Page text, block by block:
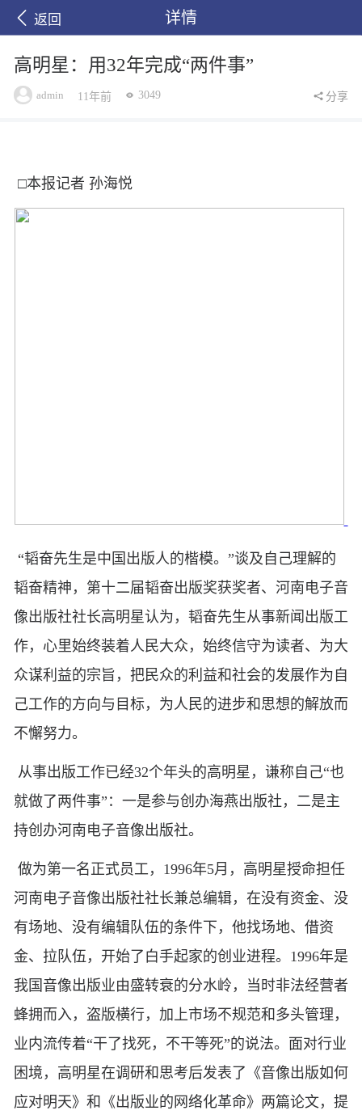
返回 详情
高明星：用32年完成“两件事”
admin 11年前 3049 分享
□本报记者 孙海悦
“韬奋先生是中国出版人的楷模。”谈及自己理解的
韬奋精神，第十二届韬奋出版奖获奖者、河南电子音
像出版社社长高明星认为，韬奋先生从事新闻出版工
作，心里始终装着人民大众，始终信守为读者、为大
众谋利益的宗旨，把民众的利益和社会的发展作为自
己工作的方向与目标，为人民的进步和思想的解放而
不懈努力。
从事出版工作已经32个年头的高明星，谦称自己“也
就做了两件事”：一是参与创办海燕出版社，二是主
持创办河南电子音像出版社。
做为第一名正式员工，1996年5月，高明星授命担任
河南电子音像出版社社长兼总编辑，在没有资金、没
有场地、没有编辑队伍的条件下，他找场地、借资
金、拉队伍，开始了白手起家的创业进程。1996年是
我国音像出版业由盛转衰的分水岭，当时非法经营者
蜂拥而入，盗版横行，加上市场不规范和多头管理，
业内流传着“干了找死，不干等死”的说法。面对行业
困境，高明星在调研和思考后发表了《音像出版如何
应对明天》和《出版业的网络化革命》两篇论文，提